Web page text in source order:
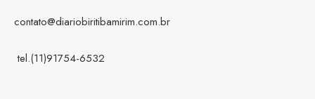
contato@diariobiritibamirim.com.br
tel.(11)91754-6532